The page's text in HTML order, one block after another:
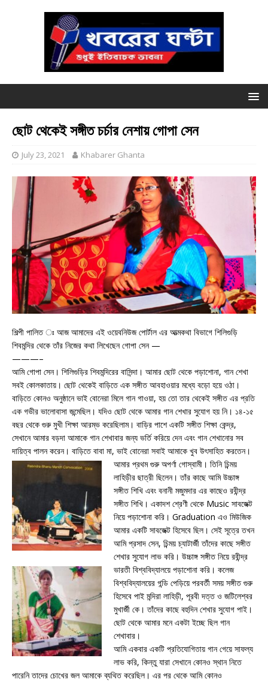
ছোট থেকেই সঙ্গীত চর্চার নেশায় গোপা সেন
July 23, 2021 Khabarer Ghanta
শিল্পী পালিত ঃ আজ আমাদের এই ওয়েবনিউজ পোর্টাল এর আত্মকথা বিভাগে শিলিগুড়ি
শিবমন্দির থেকে তাঁর নিজের কথা লিখেছেন গোপা সেন —
———–
আমি গোপা সেন। শিলিগুড়ির শিবমন্দিরের বাসিন্দা। আমার ছোট থেকে পড়াশোনা, গান শেখা
সবই কোলকাতায়। ছোট থেকেই বাড়িতে এক সঙ্গীত আবহাওয়ার মধ্যে বড়ো হয়ে ওঠা।
বাড়িতে কোনও অনুষ্ঠানে ভাই বোনেরা মিলে গান গাওয়া, হয় তো তার থেকেই সঙ্গীত এর প্রতি
এক গভীর ভালোবাসা জন্মেছিল। যদিও ছোট থেকে আমার গান শেখার সুযোগ হয় নি। ১৪-১৫
বছর থেকে গুরু মুখী শিক্ষা আরম্ভ করেছিলাম। বাড়ির পাশে একটি সঙ্গীত শিক্ষা কেন্দ্র,
সেখানে আমার বড়দা আমাকে গান শেখাবার জন্য ভর্তি করিয়ে দেন এবং গান শেখানোর সব
দায়িত্ব পালন করেন। বাড়িতে বাবা মা, ভাই বোনেরা সবাই আমাকে খুব উৎসাহিত করতেন।
আমার প্রথমগুরু অপর্ণা গোস্বামী। তিনি চিন্ময়
লাহিড়ীর ছাত্রী ছিলেন। তাঁর কাছে আমি উচ্চাঙ্গ
সঙ্গীত শিখি এবং বনানী মজুমদার এর কাছেও রবীন্দ্র
সঙ্গীত শিখি। একাদশ শ্রেণী থেকে Music সাবজেক্ট
নিয়ে পড়াশোনা করি। Graduation এও মিউজিক
আমার একটি সাবজেক্ট হিসেবে ছিল। সেই সূত্রে তখন
আমি প্রসাদ সেন, চিন্ময় চ্যাটার্জী তাঁদের কাছে সঙ্গীত
শেখার সুযোগ লাভ করি। উচ্চাঙ্গ সঙ্গীত নিয়ে রবীন্দ্র
ভারতী বিশ্ববিদ্যালয়ে পড়াশোনা করি। কলেজ
বিশ্ববিদ্যালয়ের গন্ডি পেড়িয়ে পরবর্তী সময় সঙ্গীত গুরু
হিসেবে পাই মন্দিরা লাহিড়ী, পূরবী দত্ত ও জটিলেশ্বর
মুখার্জী কে। তাঁদের কাছে বহুদিন শেখার সুযোগ পাই।
ছোট থেকে আমার মনে একটা ইচ্ছে ছিল গান
শেখাবার।
আমি একবার একটি প্রতিযোগিতায় গান গেয়ে সাফল্য
লাভ করি, কিন্তু যারা সেখানে কোনও স্থান নিতে
পারেনি তাদের চোখের জল আমাকে ব্যথিত করেছিল। এর পর থেকে আমি কোনও